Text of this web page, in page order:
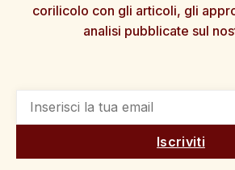
corilicolo con gli articoli, gli
analisi pubblicate sul
Iscriviti